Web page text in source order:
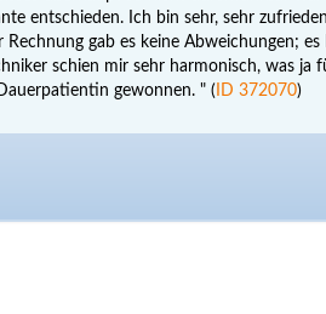
entschieden. Ich bin sehr, sehr
Rechnung gab es keine Abweichungen;
schien mir sehr harmonisch, was
gewonnen. " ( ID 372070)